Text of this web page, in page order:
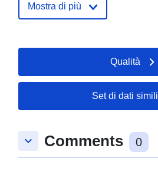
50.1043 ], [ 7.6068, 50.1043
], [ 7.6068, 50.0784 ], [
7.53785, 50.0784 ], [
Tipo:
uriRef:
http://
ae97-
Mostra di più
Qualità
Set di dati simili
keyboard_arrow_down Comments 0